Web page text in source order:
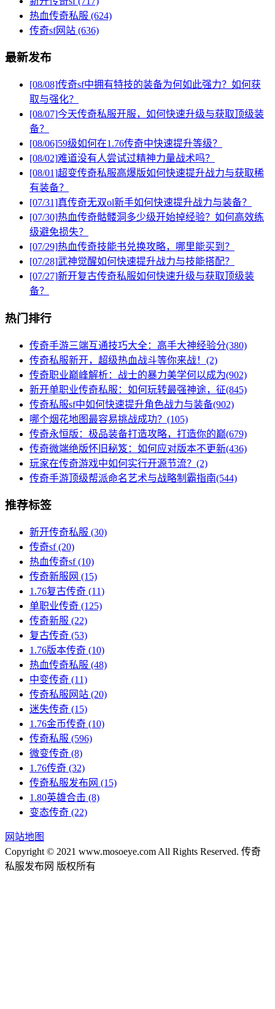
热血传奇私服 (624)
传奇sf网站 (636)
最新发布
[08/08]传奇sf中拥有特技的装备为何如此强力？如何获
取与强化？
[08/07]今天传奇私服开服，如何快速升级与获取顶级装
备？
[08/06]59级如何在1.76传奇中快速提升等级？
[08/02]难道没有人尝试过精神力量战术吗？
[08/01]超变传奇私服高爆版如何快速提升战力与获取稀
有装备？
[07/31]真传奇无双ol新手如何快速提升战力与装备？
[07/30]热血传奇骷髅洞多少级开始掉经验？如何高效练
级避免损失？
[07/29]热血传奇技能书兑换攻略，哪里能买到？
[07/28]武神觉醒如何快速提升战力与技能搭配？
[07/27]新开复古传奇私服如何快速升级与获取顶级装
备？
热门排行
传奇手游三端互通技巧大全：高手大神经验分(380)
传奇私服新开，超级热血战斗等你来战！(2)
传奇职业巅峰解析：战士的暴力美学何以成为(902)
新开单职业传奇私服：如何玩转最强神途，征(845)
传奇私服sf中如何快速提升角色战力与装备(902)
哪个烟花地图最容易挑战成功？(105)
传奇永恒版：极品装备打造攻略，打造你的巅(679)
传奇微端绝版怀旧秘笈：如何应对版本不更新(436)
玩家在传奇游戏中如何实行开源节流？(2)
传奇手游顶级帮派命名艺术与战略制霸指南(544)
推荐标签
新开传奇私服 (30)
传奇sf(20)
热血传奇sf(10)
传奇新服网 (15)
1.76复古传奇 (11)
单职业传奇 (125)
传奇新服 (22)
复古传奇 (53)
1.76版本传奇 (10)
热血传奇私服 (48)
中变传奇 (11)
传奇私服网站 (20)
迷失传奇 (15)
1.76金币传奇 (10)
传奇私服 (596)
微变传奇 (8)
1.76传奇 (32)
传奇私服发布网 (15)
1.80英雄合击 (8)
变态传奇 (22)
网站地图
Copyright © 2021 www.mosoeye.com All Rights Reserved. 传奇
私服发布网 版权所有